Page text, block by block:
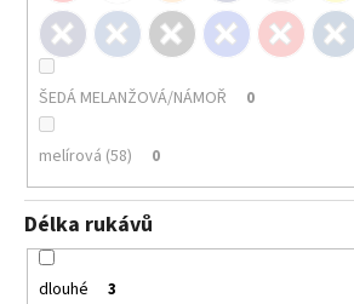
ŠEDÁ MELANŽOVÁ/NÁMOŘ 0
melírová (58) 0
Délka rukávů
dlouhé 3